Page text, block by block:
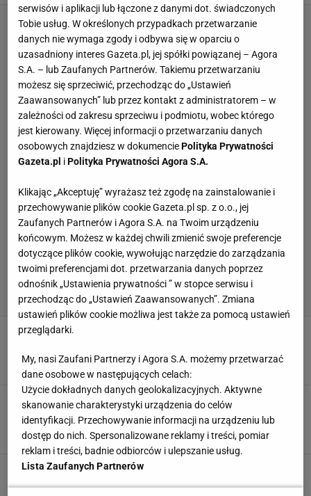
Beata Kozidrak wymusiła zaręczyny na
młodszym o 17 lat partnerze. "Mam dość"
Dawid Rodak,26 PAŹDZIERNIKA 2023, 10:09
Pożegnano byłego członka Bajmu. Mówi się
tylko o tym, co zrobiła Beata Kozidrak
serwisów i aplikacji lub łączone z danymi dot. świadczonych
Tobie usług. W określonych przypadkach przetwarzanie
danych nie wymaga zgody i odbywa się w oparciu o
uzasadniony interes Gazeta.pl, jej spółki powiązanej – Agora
S.A. – lub Zaufanych Partnerów. Takiemu przetwarzaniu
możesz się sprzeciwić, przechodząc do „Ustawień
Zaawansowanych” lub przez kontakt z administratorem – w
zależności od zakresu sprzeciwu i podmiotu, wobec którego
jest kierowany. Więcej informacji o przetwarzaniu danych
osobowych znajdziesz w dokumenciePolityka Prywatności
Gazeta.pl iPolityka Prywatności Agora S.A.
Klikając „Akceptuję” wyrażasz też zgodę na zainstalowanie i
przechowywanie plików cookie Gazeta.pl sp. z o.o., jej
Zaufanych Partnerów i Agora S.A. na Twoim urządzeniu
końcowym. Możesz w każdej chwili zmienić swoje preferencje
dotyczące plików cookie, wywołując narzędzie do zarządzania
twoimi preferencjami dot. przetwarzania danych poprzez
odnośnik „Ustawienia prywatności ” w stopce serwisu i
przechodząc do „Ustawień Zaawansowanych”. Zmiana
ustawień plików cookie możliwa jest także za pomocą ustawień
przeglądarki.
My, nasi Zaufani Partnerzy i Agora S.A. możemy przetwarzać
dane osobowe w następujących celach:
Użycie dokładnych danych geolokalizacyjnych. Aktywne
skanowanie charakterystyki urządzenia do celów
identyfikacji. Przechowywanie informacji na urządzeniu lub
dostęp do nich. Spersonalizowane reklamy i treści, pomiar
reklam i treści, badnie odbiorców i ulepszanie usług.
Lista Zaufanych Partnerów